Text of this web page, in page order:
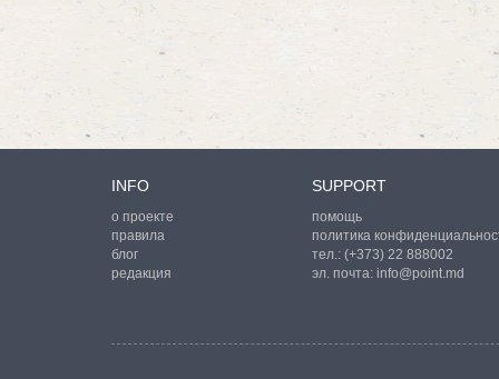
INFO
о проекте
правила
блог
редакция
SUPPORT
помощь
политика
тел.: (+373) 22 888002
эл. почта: info@point.md